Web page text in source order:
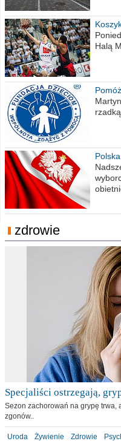
Halą
zdrowie
Specjaliści ostrzegają,
Sezon zachorowań na grypę trwa,
zgonów..
Uroda Żywienie Zdrowie